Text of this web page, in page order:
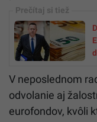
firiem.
Tieto spoločnosti
neexistujú na
neodpovedajú na
realizácie
žiadnu reálnu